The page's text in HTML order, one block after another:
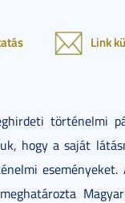
Link
történelmi
hogy a saját